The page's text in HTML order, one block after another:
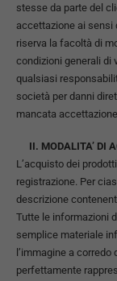
stesse da parte del
accettazione ai sensi
riserva la facoltà di
condizioni generali
qualsiasi
società per danni
mancata
II. MODALITA’ DI
L’acquisto dei
registrazione. Per
descrizione
Tutte le informazioni
semplice materiale
l’immagine a
perfettamente